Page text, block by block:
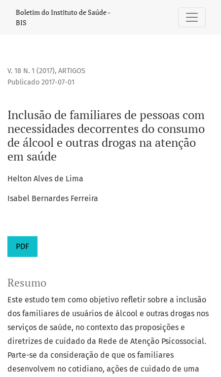
Inclusão de familiares de pessoas com necessidades
Boletim do Instituto de Saúde -
BIS
V. 18 N. 1 (2017), ARTIGOS
Inclusão de familiares de pessoas com
necessidades decorrentes do consumo
de álcool e outras drogas na atenção
em saúde
Publicado 2017-07-01
Helton Alves de Lima
Isabel Bernardes Ferreira
PDF
Resumo
Este estudo tem como objetivo refletir sobre a inclusão
dos familiares de usuários de álcool e outras drogas nos
serviços de saúde, no contexto das proposições e
diretrizes de cuidado da Rede de Atenção Psicossocial.
Parte-se da consideração de que os familiares
desenvolvem no cotidiano, ações de cuidado de uma